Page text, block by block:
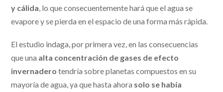
y cálida , lo que consecuentemente hará que el agua se
evapore y se pierda en el espacio de una forma más rápida.
El estudio indaga, por primera vez, en las consecuencias
que una alta concentración de gases de efecto
invernadero tendría sobre planetas compuestos en su
mayoría de agua, ya que hasta ahora solo se había